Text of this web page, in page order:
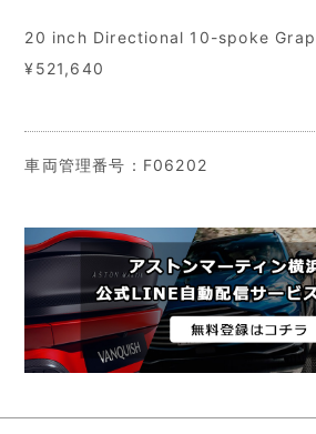
20 inch Directional 10-spoke
¥521,640
車両管理番号：F06202